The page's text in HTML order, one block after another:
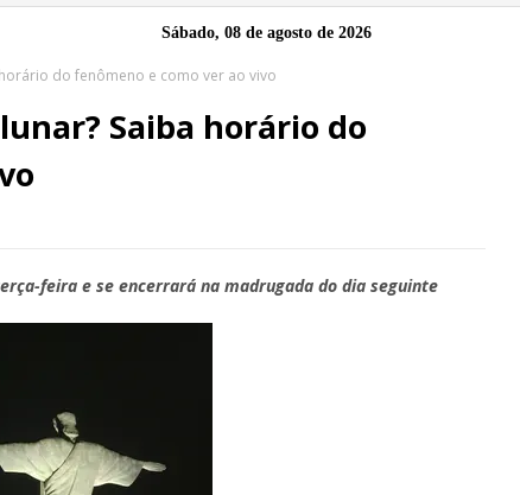
Sábado, 08 de agosto de 2026
do fenômeno e como ver ao vivo
Saiba horário do
feira e se encerrará na madrugada do dia seguinte